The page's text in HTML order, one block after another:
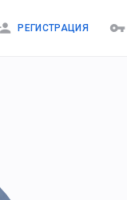
РЕГИСТРАЦИЯ